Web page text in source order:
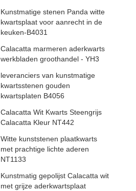
Kunstmatige stenen Panda witte
kwartsplaat voor aanrecht in de
keuken-B4031
Calacatta marmeren aderkwarts
werkbladen groothandel - YH3
leveranciers van kunstmatige
kwartsstenen gouden
kwartsplaten B4056
Calacatta Wit Kwarts Steengrijs
Calacatta Kleur NT442
Witte kunststenen plaatkwarts
met prachtige lichte aderen
NT1133
Kunstmatig gepolijst Calacatta wit
met grijze aderkwartsplaat